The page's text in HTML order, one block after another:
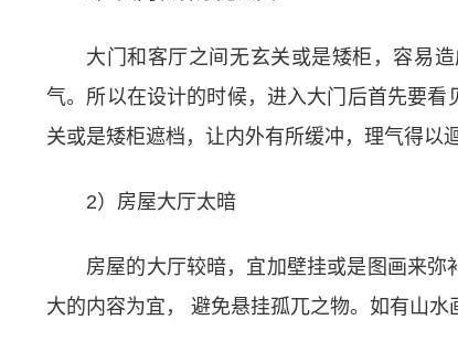
大门和客厅之间无玄关或是矮柜，容易
气。所以在设计的时候，进入大门后首先要
关或是矮柜遮档，让内外有所缓冲，理气得以
2）房屋大厅太暗
房屋的大厅较暗，宜加壁挂或是图画来
大的内容为宜， 避免悬挂孤兀之物。如有山